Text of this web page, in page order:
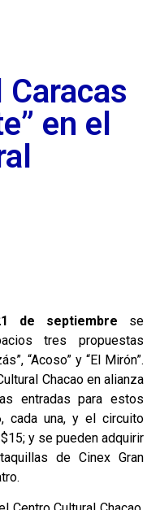
en el
de septiembre se
tres propuestas
“Acoso” y “El Mirón”.
Chacao en alianza
entradas para estos
cada una, y el circuito
y se pueden adquirir
de Cinex Gran